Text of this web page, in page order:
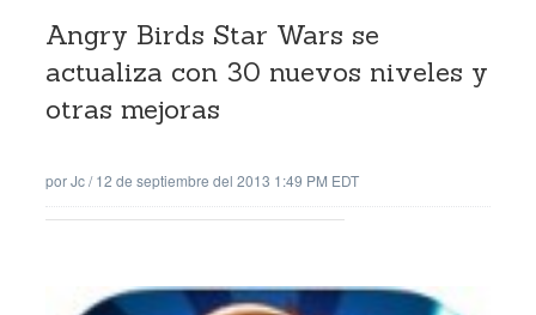
Angry Birds Star Wars se
actualiza con 30 nuevos niveles y
otras mejoras
porJc/12 de septiembre del 2013 1:49 PM EDT